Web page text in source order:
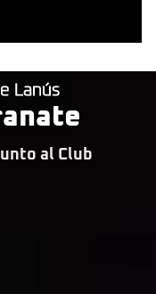
Lanús
al Club